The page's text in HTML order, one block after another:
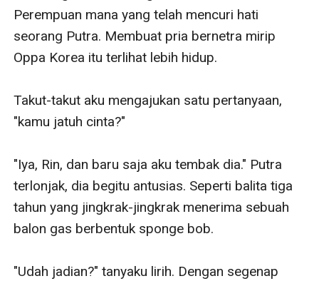
Perempuan mana yang telah mencuri hati
seorang Putra. Membuat pria bernetra mirip
Oppa Korea itu terlihat lebih hidup.
Takut-takut aku mengajukan satu pertanyaan,
"kamu jatuh cinta?"
"Iya, Rin, dan baru saja aku tembak dia." Putra
terlonjak, dia begitu antusias. Seperti balita tiga
tahun yang jingkrak-jingkrak menerima sebuah
balon gas berbentuk sponge bob.
"Udah jadian?" tanyaku lirih. Dengan segenap